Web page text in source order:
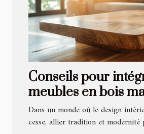
Conseils pour
meubles en bois
un intérieur
Dans un monde où le design
cesse, allier tradition et modernité